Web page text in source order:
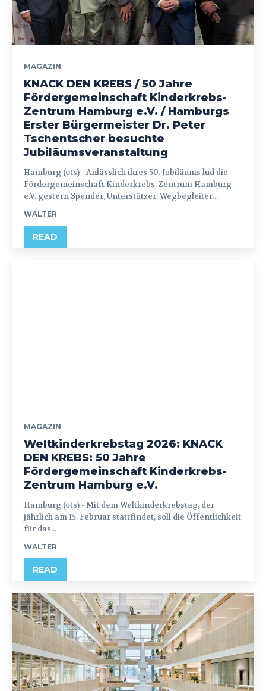
MAGAZIN
KNACK DEN KREBS / 50 Jahre
Fördergemeinschaft Kinderkrebs-
Zentrum Hamburg e.V. / Hamburgs
Erster Bürgermeister Dr. Peter
Tschentscher besuchte
Jubiläumsveranstaltung
Hamburg (ots) - Anlässlich ihres 50. Jubiläums lud die
Fördergemeinschaft Kinderkrebs-Zentrum Hamburg
e.V. gestern Spender, Unterstützer, Wegbegleiter...
WALTER
READ
MAGAZIN
Weltkinderkrebstag 2026: KNACK
DEN KREBS: 50 Jahre
Fördergemeinschaft Kinderkrebs-
Zentrum Hamburg e.V.
Hamburg (ots) - Mit dem Weltkinderkrebstag, der
jährlich am 15. Februar stattfindet, soll die Öffentlichkeit
für das...
WALTER
READ